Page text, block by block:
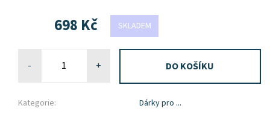
SKLADEM
698 Kč
- +
Kategorie: Dárky pro ...